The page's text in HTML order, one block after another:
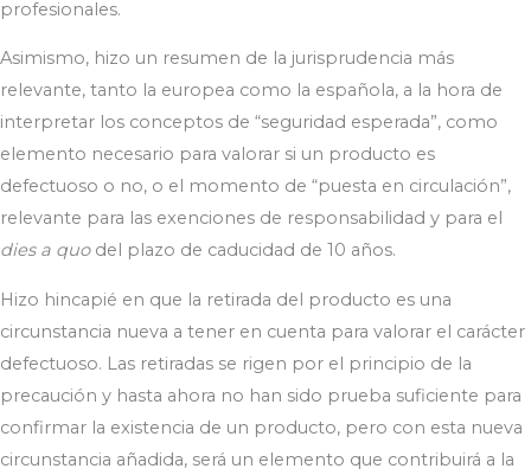
profesionales.
Asimismo, hizo un resumen de la jurisprudencia más
relevante, tanto la europea como la española, a la hora de
interpretar los conceptos de “seguridad esperada”, como
elemento necesario para valorar si un producto es
defectuoso o no, o el momento de “puesta en circulación”,
relevante para las exenciones de responsabilidad y para el
dies a quodel plazo de caducidad de 10 años.
Hizo hincapié en que la retirada del producto es una
circunstancia nueva a tener en cuenta para valorar el carácter
defectuoso. Las retiradas se rigen por el principio de la
precaución y hasta ahora no han sido prueba suficiente para
confirmar la existencia de un producto, pero con esta nueva
circunstancia añadida, será un elemento que contribuirá a la